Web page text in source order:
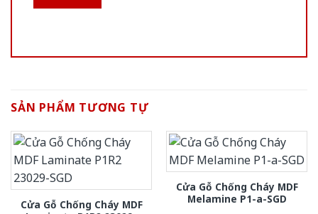
SẢN PHẨM TƯƠNG TỰ
Cửa Gỗ Chống Cháy MDF
Cửa Gỗ Chống Cháy MDF
Melamine P1-a-SGD